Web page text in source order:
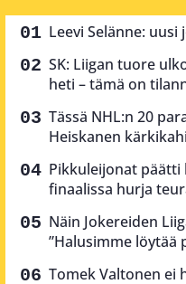
Leevi Selänne:
SK: Liigan tuore
heti – tämä on
Tässä NHL:n 20
Heiskanen
Pikkuleijonat
finaalissa hurja
Näin Jokereiden
”Halusimme löytää
Tomek Valtonen ei